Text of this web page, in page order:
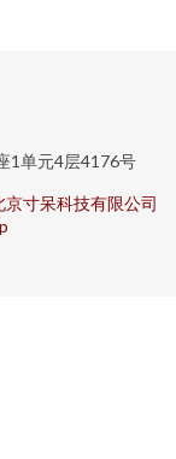
1单元4层4176号
京寸呆科技有限公司